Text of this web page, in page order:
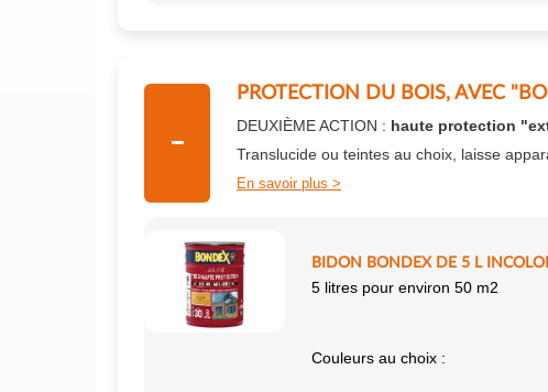
PROTECTION DU BOIS, AVEC
DEUXIÈME ACTION : haute protection
Translucide ou teintes au choix, laisse
En savoir plus
BIDON BONDEX DE 5 L
5 litres pour environ 50 m2
Couleurs au choix :